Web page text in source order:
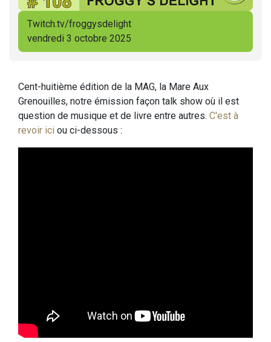
Twitch.tv/froggysdelight
vendredi 3 octobre 2025
Cent-huitième édition de la MAG, la Mare Aux
Grenouilles, notre émission façon talk show où il est
question de musique et de livre entre autres. C'est à
revoir ici ou ci-dessous :